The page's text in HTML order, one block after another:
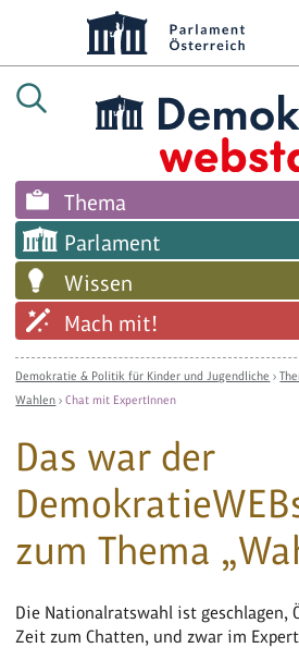
Thema
Parlament
Wissen
Mach mit!
Demokratie & Politik für Kinder und Jugendliche ›
Wahlen ›Chat mit ExpertInnen
Das war der
zum Thema
Die Nationalratswahl ist geschlagen,
Zeit zum Chatten, und zwar im